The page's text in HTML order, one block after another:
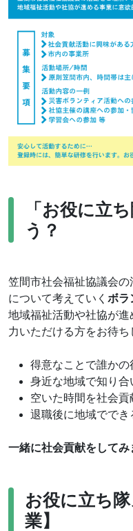
「お役に立
う？
笠間市社会福祉協議会
について考えていく ボラ
地域福祉活動や社協が
力いただける方をお待ち
得意なことで誰かの
身近な地域で知り合
空いた時間を社会貢
退職後に地域でで
一緒に社会貢献をしてみ
お役に立ち
業】